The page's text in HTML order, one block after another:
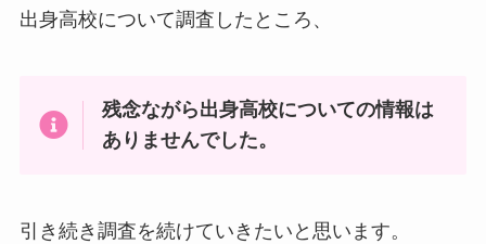
出身高校について調査したところ、
残念ながら出身高校についての情報は
ありませんでした。
引き続き調査を続けていきたいと思います。